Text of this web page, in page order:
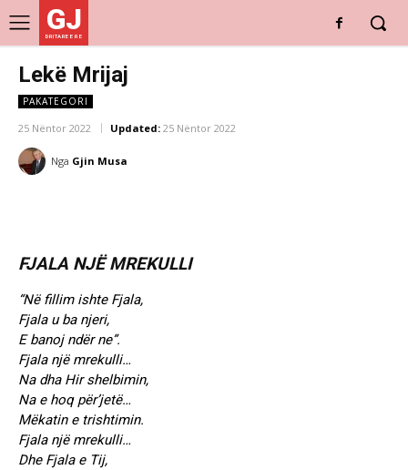
GJ
DRITARE E RE
Lekë Mrijaj
PAKATEGORI
25 Nëntor 2022 Updated: 25 Nëntor 2022
Nga Gjin Musa
FJALA NJË MREKULLI
“Në fillim ishte Fjala,
Fjala u ba njeri,
E banoj ndër ne”.
Fjala një mrekulli…
Na dha Hir shelbimin,
Na e hoq për’jetë…
Mëkatin e trishtimin.
Fjala një mrekulli…
Dhe Fjala e Tij,